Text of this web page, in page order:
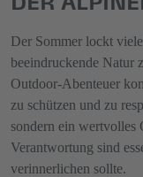
Der Sommer lockt
beeindruckende Natur
Outdoor-Abenteuer
zu schützen und zu
sondern ein wertvolles
Verantwortung sind
verinnerlichen sollte.